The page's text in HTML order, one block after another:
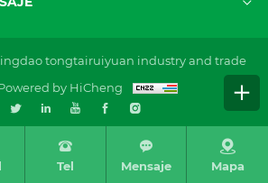
tongtairuiyuan industry and trade
by HiCheng
Tel Mensaje Mapa